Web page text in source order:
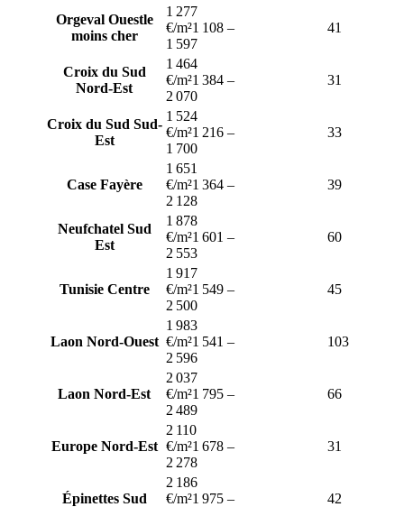
Orgeval Ouestle
moins cher
1 277
€/m²1 108 –
1 597
41
Croix du Sud
Nord-Est
1 464
€/m²1 384 –
2 070
31
Croix du Sud Sud-
Est
1 524
€/m²1 216 –
1 700
33
Case Fayère
1 651
€/m²1 364 –
2 128
39
Neufchatel Sud
Est
1 878
€/m²1 601 –
2 553
60
Tunisie Centre
1 917
€/m²1 549 –
2 500
45
Laon Nord-Ouest
1 983
€/m²1 541 –
2 596
103
Laon Nord-Est
2 037
€/m²1 795 –
2 489
66
Europe Nord-Est
2 110
€/m²1 678 –
2 278
31
Épinettes Sud
2 186
€/m²1 975 –
42